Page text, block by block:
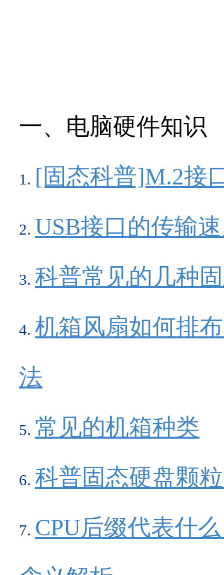
一、电脑硬件知识
[固态科普]M.2接
USB接口的传输
科普常见的几种
机箱风扇如何排
法
常见的机箱种类
科普固态硬盘颗
CPU后缀代表什